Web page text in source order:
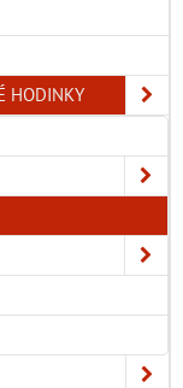
HODINKY